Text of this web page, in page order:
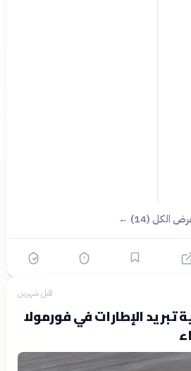
الكل (14) ←
قبل شهرين
تبريد الإطارات في فورمولا